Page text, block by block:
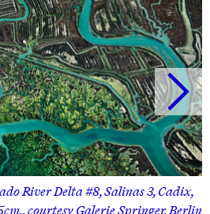
River Delta #8, Salinas 3, Cadix,
courtesy Galerie Springer, Berlin